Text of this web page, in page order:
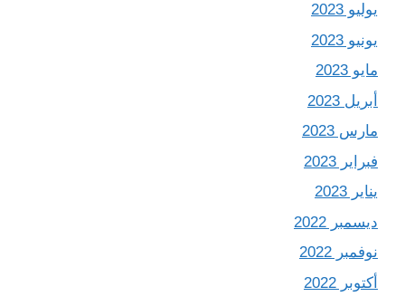
يوليو 2023
يونيو 2023
مايو 2023
أبريل 2023
مارس 2023
فبراير 2023
يناير 2023
ديسمبر 2022
نوفمبر 2022
أكتوبر 2022